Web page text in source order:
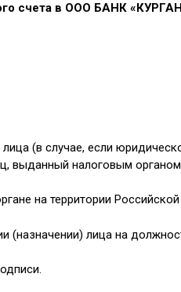
счета в ООО БАНК
(в случае, если
выданный налоговым
на территории
лица на